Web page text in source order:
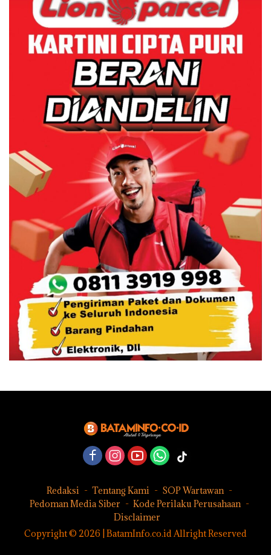
Redaksi Tentang Kami
SOP Wartawan
Pedoman Media Siber
Kode Perilaku Perusahaan
Disclaimer
Copyright © 2026 | BatamInfo.co.id Allright Reserved